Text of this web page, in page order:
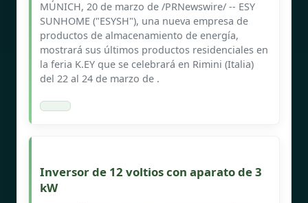
MÚNICH, 20 de marzo de /PRNewswire/ -- ESY
SUNHOME ("ESYSH"), una nueva empresa de
productos de almacenamiento de energía,
mostrará sus últimos productos residenciales en
la feria K.EY que se celebrará en Rimini (Italia)
del 22 al 24 de marzo de .
Inversor de 12 voltios con aparato de 3
kW